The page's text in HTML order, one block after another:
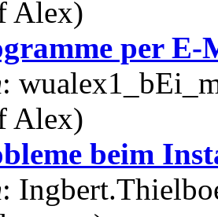
Alex)
per E-
:
Alex)
beim
: